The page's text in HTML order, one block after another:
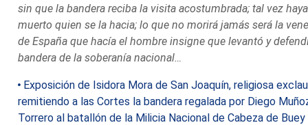
sin que la bandera reciba la visita acostumbrada; tal vez haya
muerto quien se la hacia; lo que no morirá jamás será la
de España que hacía el hombre insigne que levantó y
bandera de la soberanía nacional…
Exposición de Isidora Mora de San Joaquín, religiosa
remitiendo a las Cortes la bandera regalada por Diego
Torrero al batallón de la Milicia Nacional de Cabeza de Buey